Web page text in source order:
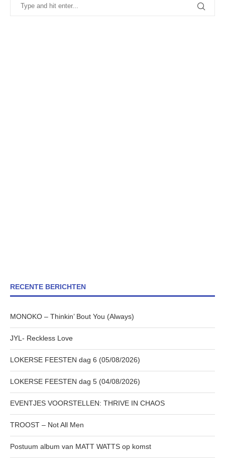
RECENTE BERICHTEN
MONOKO – Thinkin’ Bout You (Always)
JYL- Reckless Love
LOKERSE FEESTEN dag 6 (05/08/2026)
LOKERSE FEESTEN dag 5 (04/08/2026)
EVENTJES VOORSTELLEN: THRIVE IN CHAOS
TROOST – Not All Men
Postuum album van MATT WATTS op komst